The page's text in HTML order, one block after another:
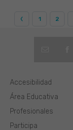
1 2
Área Educativa
Profesionales
Participa
Accesibilidad